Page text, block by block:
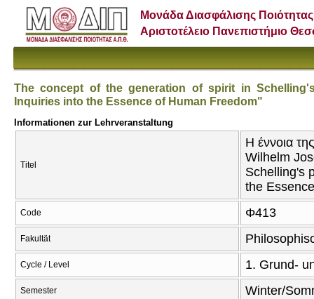
Μονάδα Διασφάλισης Ποιότητας
Αριστοτέλειο Πανεπιστήμιο
The concept of the generation of spirit in
Inquiries into the Essence of Human Freedom"
Informationen zur Lehrveranstaltung
Titel
Η έννοια
Wilhelm
Schelling's
the
Code Φ413
Fakultät
Cycle / Level 1. Grund-
Semester Winter/